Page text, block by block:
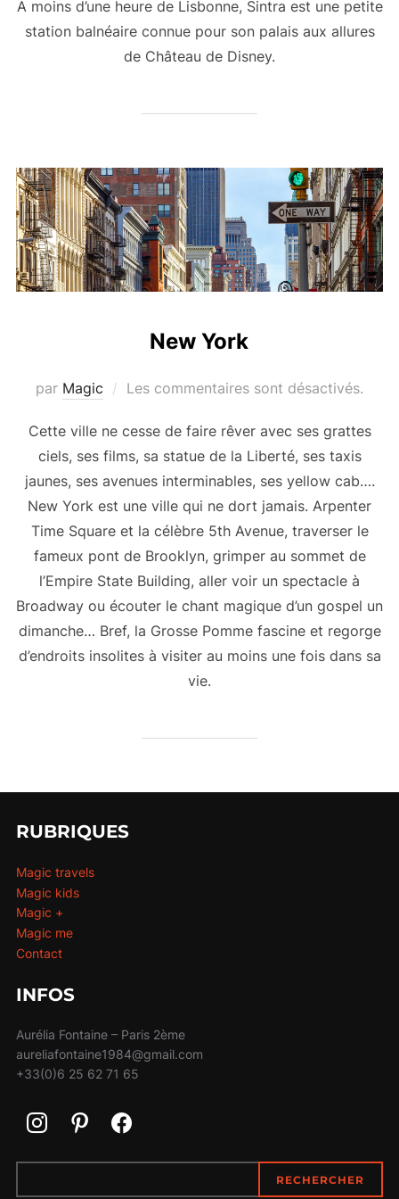
A moins d’une heure de Lisbonne, Sintra est une petite
station balnéaire connue pour son palais aux allures
de Château de Disney.
New York
par Magic Les commentaires sont désactivés.
Cette ville ne cesse de faire rêver avec ses grattes
ciels, ses films, sa statue de la Liberté, ses taxis
jaunes, ses avenues interminables, ses yellow cab….
New York est une ville qui ne dort jamais. Arpenter
Time Square et la célèbre 5th Avenue, traverser le
fameux pont de Brooklyn, grimper au sommet de
l’Empire State Building, aller voir un spectacle à
Broadway ou écouter le chant magique d’un gospel un
dimanche… Bref, la Grosse Pomme fascine et regorge
d’endroits insolites à visiter au moins une fois dans sa
vie.
RUBRIQUES
Magic travels
Magic kids
Magic +
Magic me
Contact
INFOS
Aurélia Fontaine – Paris 2ème
aureliafontaine1984@gmail.com
+33(0)6 25 62 71 65
RECHERCHER